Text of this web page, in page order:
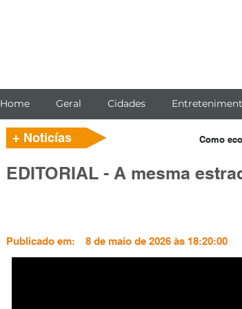
Home Geral Cidades
Como
+ Noticías
EDITORIAL - A mesma
Publicado em: 8 de maio de 2026 às 18:20:00